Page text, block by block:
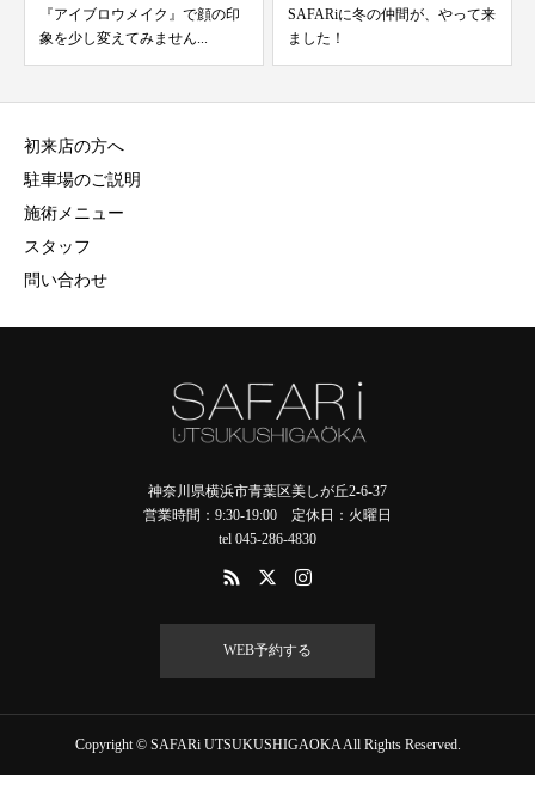
『アイブロウメイク』で顔の印
象を少し変えてみません...
SAFARiに冬の仲間が、やって来
ました！
初来店の方へ
駐車場のご説明
施術メニュー
スタッフ
問い合わせ
神奈川県横浜市青葉区美しが丘2-6-37
営業時間：9:30-19:00 定休日：火曜日
tel 045-286-4830
WEB予約する
Copyright © SAFARi UTSUKUSHIGAOKA All Rights Reserved.